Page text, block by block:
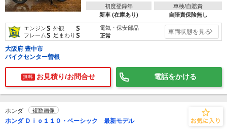
初度登録年
新車 (在庫あり)
車検/自賠責
自賠責保険無し
エンジンS 外観 S
フレームS 足まわり S
電気・保安部品
正常
車両状態を見る
大阪府 豊中市
バイクセンター曽根
無料 お見積り/お問合せ 電話をかける
ホンダ 複数画像
ホンダ Ｄｉｏ１１０・ベーシック 最新モデル